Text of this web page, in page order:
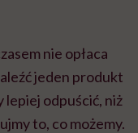
nie opłaca
jeden produkt
odpuścić, niż
to, co możemy.